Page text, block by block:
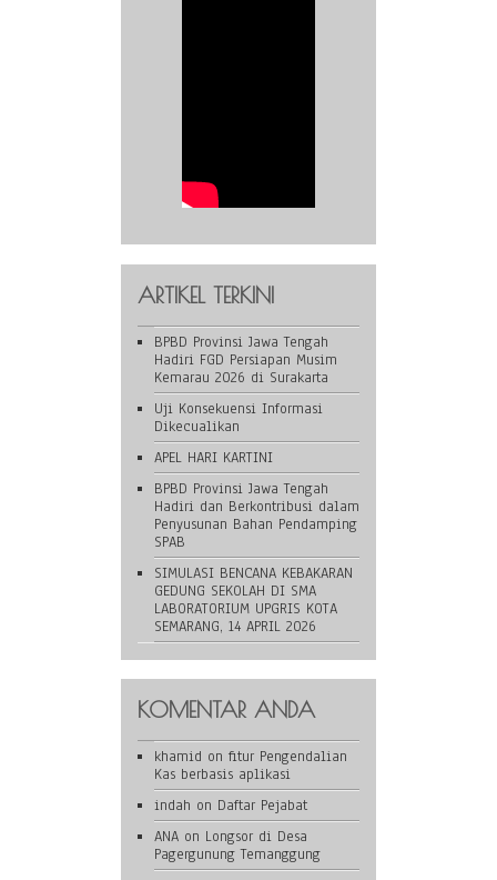
ARTIKEL TERKINI
BPBD Provinsi Jawa Tengah
Hadiri FGD Persiapan Musim
Kemarau 2026 di Surakarta
Uji Konsekuensi Informasi
Dikecualikan
APEL HARI KARTINI
BPBD Provinsi Jawa Tengah
Hadiri dan Berkontribusi dalam
Penyusunan Bahan Pendamping
SPAB
SIMULASI BENCANA KEBAKARAN
GEDUNG SEKOLAH DI SMA
LABORATORIUM UPGRIS KOTA
SEMARANG, 14 APRIL 2026
KOMENTAR ANDA
khamid on fitur Pengendalian
Kas berbasis aplikasi
indah on Daftar Pejabat
ANA on Longsor di Desa
Pagergunung Temanggung